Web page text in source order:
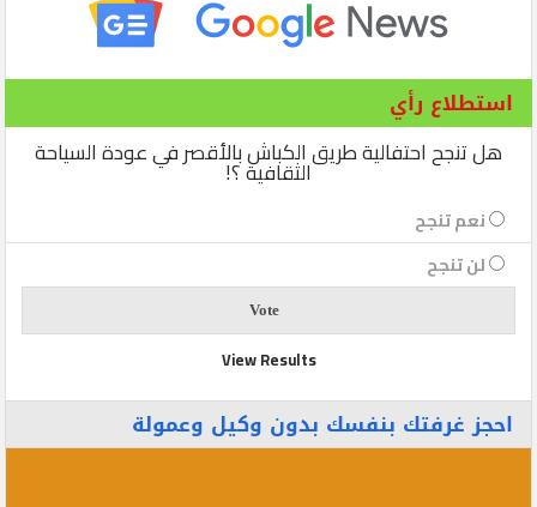
استطلاع رأي
هل تنجح احتفالية طريق الكباش بالأقصر في عودة السياحة
الثقافية ؟!
نعم تنجح
لن تنجح
View Results
احجز غرفتك بنفسك بدون وكيل وعمولة